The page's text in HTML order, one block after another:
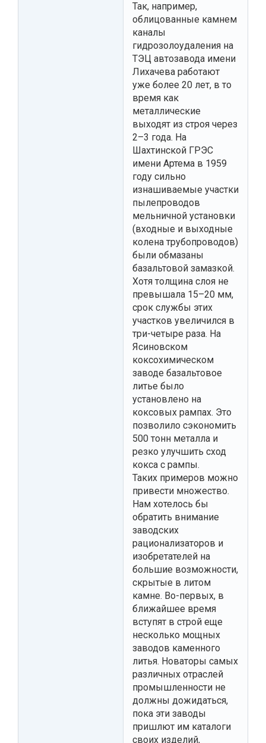
Так, например,
облицованные камнем
каналы
гидрозолоудаления на
ТЭЦ автозавода имени
Лихачева работают
уже более 20 лет, в то
время как
металлические
выходят из строя через
2–3 года. На
Шахтинской ГРЭС
имени Артема в 1959
году сильно
изнашиваемые участки
пылепроводов
мельничной установки
(входные и выходные
колена трубопроводов)
были обмазаны
базальтовой замазкой.
Хотя толщина слоя не
превышала 15–20 мм,
срок службы этих
участков увеличился в
три-четыре раза. На
Ясиновском
коксохимическом
заводе базальтовое
литье было
установлено на
коксовых рампах. Это
позволило сэкономить
500 тонн металла и
резко улучшить сход
кокса с рампы.
Таких примеров можно
привести множество.
Нам хотелось бы
обратить внимание
заводских
рационализаторов и
изобретателей на
большие возможности,
скрытые в литом
камне. Во-первых, в
ближайшее время
вступят в строй еще
несколько мощных
заводов каменного
литья. Новаторы самых
различных отраслей
промышленности не
должны дожидаться,
пока эти заводы
пришлют им каталоги
своих изделий,